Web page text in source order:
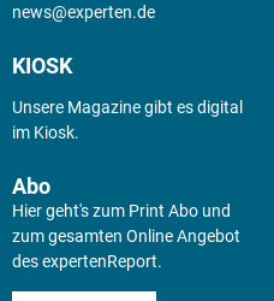
news@experten.de
KIOSK
Unsere Magazine gibt es digital
im Kiosk.
Abo
Hier geht's zum Print Abo und
zum gesamten Online Angebot
des expertenReport.